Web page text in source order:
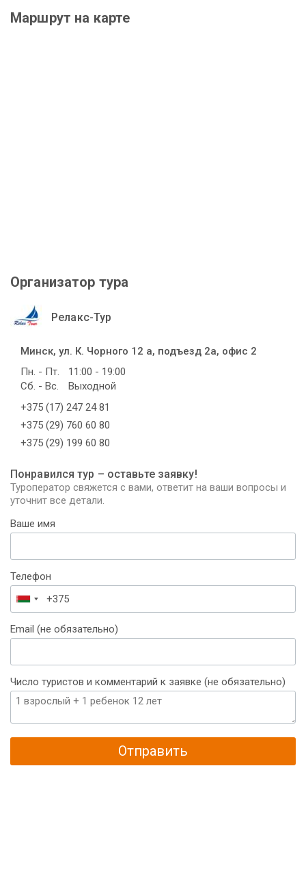
Маршрут на карте
Организатор тура
Релакс-Тур
Минск, ул. К. Чорного 12 а, подъезд 2а, офис 2
Пн. - Пт.
11:00 - 19:00
Сб. - Вс.
Выходной
+375 (17) 247 24 81
+375 (29) 760 60 80
+375 (29) 199 60 80
Понравился тур – оставьте заявку!
Туроператор свяжется с вами, ответит на ваши вопросы и
уточнит все детали.
Ваше имя
Телефон
Беларусь
+375
Email (не обязательно)
Число туристов и комментарий к заявке (не обязательно)
Отправить